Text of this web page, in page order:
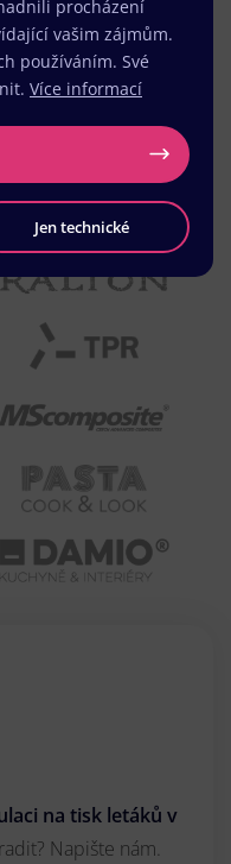
na tisk letáků v
Napište nám.
procházení
vašim zájmům.
používáním. Své
Více informací
Jen technické